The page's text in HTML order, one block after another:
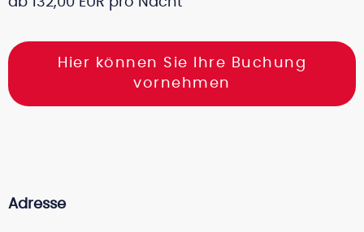
Hier können Sie Ihre Buchung
vornehmen
Adresse